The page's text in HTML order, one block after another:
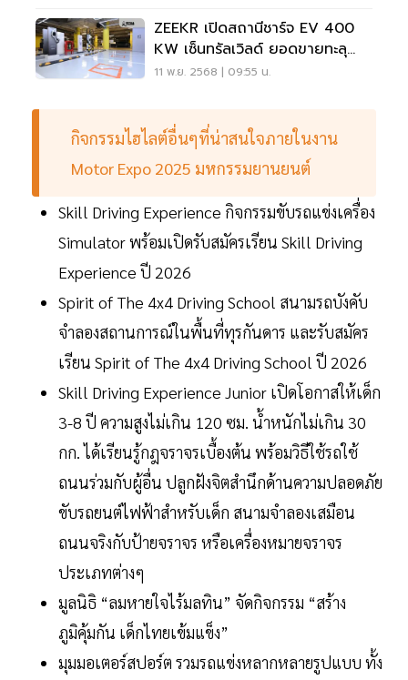
ZEEKR เปิดสถานีชาร์จ EV 400
KW เซ็นทรัลเวิลด์ ยอดขายทะลุ
3,000 คัน
11 พ.ย. 2568 | 09:55 น.
กิจกรรมไฮไลต์อื่นๆที่น่าสนใจภายในงาน
Motor Expo 2025 มหกรรมยานยนต์
Skill Driving Experience กิจกรรมขับรถแข่งเครื่อง
Simulator พร้อมเปิดรับสมัครเรียน Skill Driving
Experience ปี 2026
Spirit of The 4x4 Driving School สนามรถบังคับ
จำลองสถานการณ์ในพื้นที่ทุรกันดาร และรับสมัคร
เรียน Spirit of The 4x4 Driving School ปี 2026
Skill Driving Experience Junior เปิดโอกาสให้เด็ก
3-8 ปี ความสูงไม่เกิน 120 ซม. น้ำหนักไม่เกิน 30
กก. ได้เรียนรู้กฎจราจรเบื้องต้น พร้อมวิธีใช้รถใช้
ถนนร่วมกับผู้อื่น ปลูกฝังจิตสำนึกด้านความปลอดภัย
ขับรถยนต์ไฟฟ้าสำหรับเด็ก สนามจำลองเสมือน
ถนนจริงกับป้ายจราจร หรือเครื่องหมายจราจร
ประเภทต่างๆ
มูลนิธิ “ลมหายใจไร้มลทิน” จัดกิจกรรม “สร้าง
ภูมิคุ้มกัน เด็กไทยเข้มแข็ง”
มุมมอเตอร์สปอร์ต รวมรถแข่งหลากหลายรูปแบบ ทั้ง